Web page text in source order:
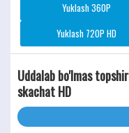
Yuklash 360P
Yuklash 720P HD
Uddalab bo'lmas
skachat HD